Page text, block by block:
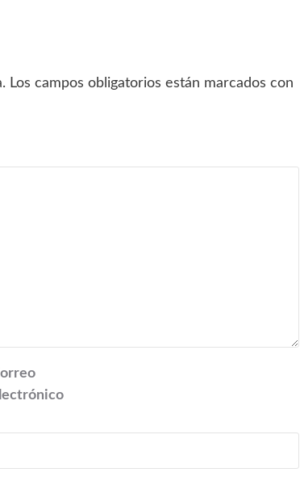
Los campos obligatorios están marcados con